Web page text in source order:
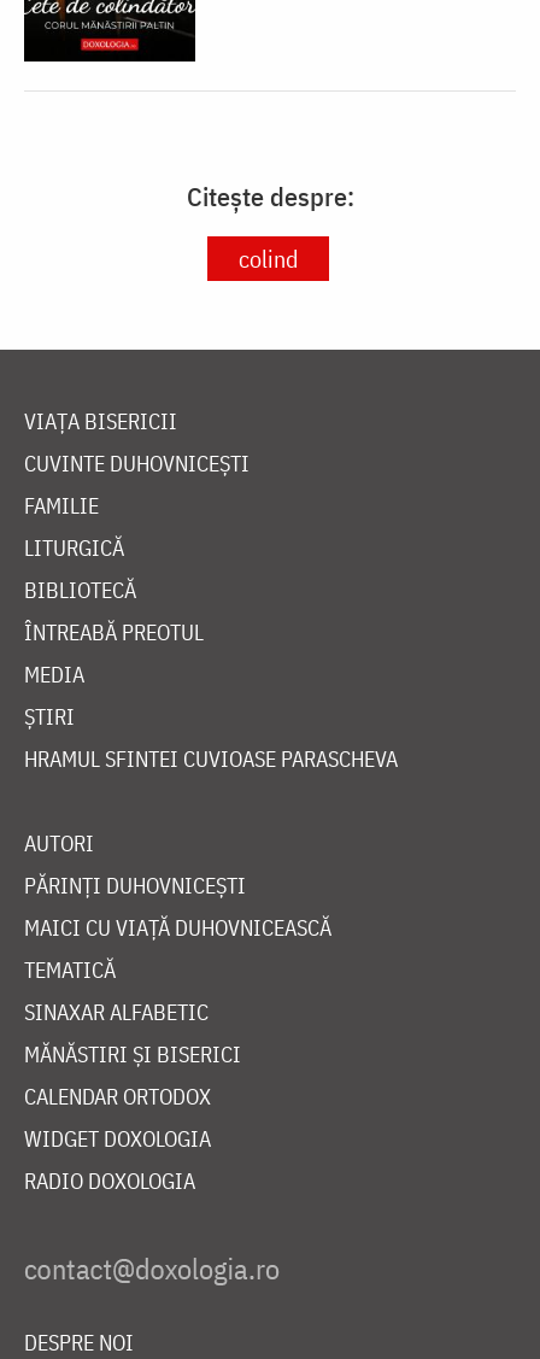
Citește despre:
colind
VIAȚA BISERICII
CUVINTE DUHOVNICEȘTI
FAMILIE
LITURGICĂ
BIBLIOTECĂ
ÎNTREABĂ PREOTUL
MEDIA
ȘTIRI
HRAMUL SFINTEI CUVIOASE PARASCHEVA
AUTORI
PĂRINȚI DUHOVNICEȘTI
MAICI CU VIAȚĂ DUHOVNICEASCĂ
TEMATICĂ
SINAXAR ALFABETIC
MĂNĂSTIRI ȘI BISERICI
CALENDAR ORTODOX
WIDGET DOXOLOGIA
RADIO DOXOLOGIA
DESPRE NOI